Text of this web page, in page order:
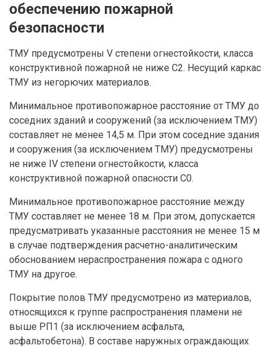
обеспечению пожарной
безопасности
ТМУ предусмотрены V степени огнестойкости, класса
конструктивной пожарной не ниже С2. Несущий каркас
ТМУ из негорючих материалов.
Минимальное противопожарное расстояние от ТМУ до
соседних зданий и сооружений (за исключением ТМУ)
составляет не менее 14,5 м. При этом соседние здания
и сооружения (за исключением ТМУ) предусмотрены
не ниже IV степени огнестойкости, класса
конструктивной пожарной опасности С0.
Минимальное противопожарное расстояние между
ТМУ составляет не менее 18 м. При этом, допускается
предусматривать указанные расстояния не менее 15 м
в случае подтверждения расчетно-аналитическим
обоснованием нераспространения пожара с одного
ТМУ на другое.
Покрытие полов ТМУ предусмотрено из материалов,
относящихся к группе распространения пламени не
выше РП1 (за исключением асфальта,
асфальтобетона). В составе наружных ограждающих